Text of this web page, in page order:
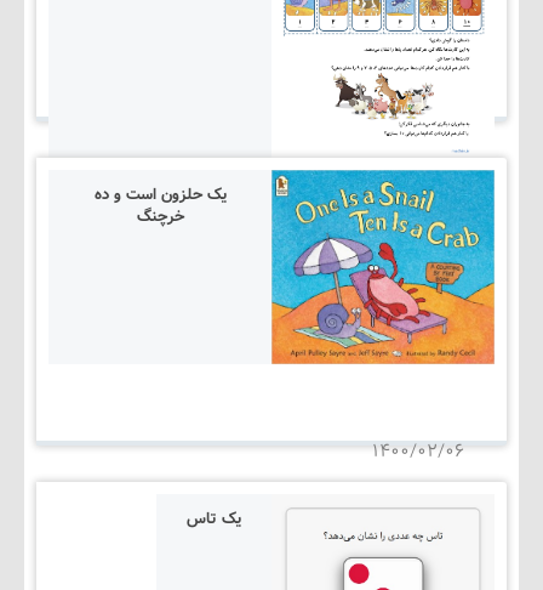
۱۴۰۵/۰۳/۰۵
یک حلزون است و ده
۱۴۰۰/۰۲/۰۶
یک تاس